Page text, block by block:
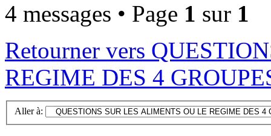
4 messages • Page 1 sur 1
Retourner vers
REGIME DES 4
Aller à: